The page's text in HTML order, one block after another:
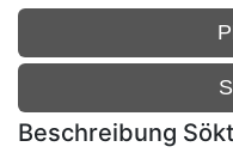
Beschreibung